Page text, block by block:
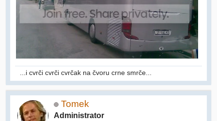
...i cvrči cvrči cvrčak na čvoru crne smrče...
Tomek
Administrator